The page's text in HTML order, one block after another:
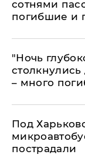
сотнями
погибшие и
"Ночь
– много
Под
пострадали